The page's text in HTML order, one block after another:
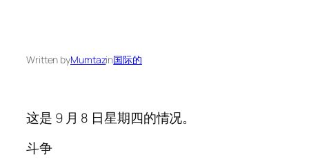
Written byMumtazin国际的
这是 9 月 8 日星期四的情况。
斗争